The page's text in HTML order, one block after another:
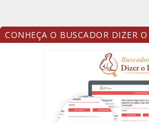
CONHEÇA O BUSCADOR DIZER